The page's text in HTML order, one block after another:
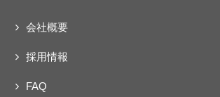
会社概要
採用情報
FAQ